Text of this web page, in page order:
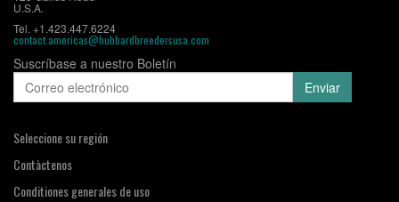
U.S.A.
Tel. +1.423.447.6224
contact.americas@hubbardbreedersusa.com
Suscríbase a nuestro Boletín
Seleccione su región
Contàctenos
Conditiones generales de uso